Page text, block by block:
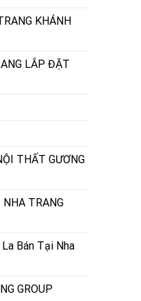
KHÁNH
LẮP ĐẶT
THẤT GƯƠNG
TRANG
Bán Tại Nha
GROUP